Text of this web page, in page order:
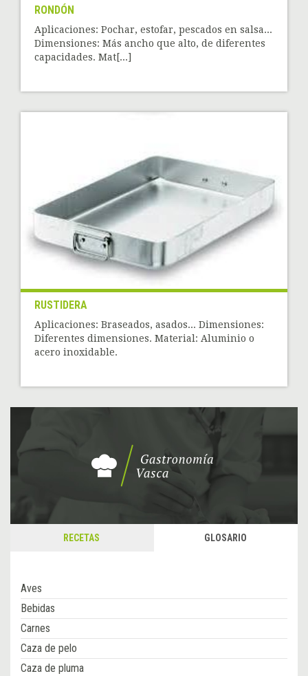
RONDÓN
Aplicaciones: Pochar, estofar, pescados en salsa...
Dimensiones: Más ancho que alto, de diferentes
capacidades. Mat[...]
RUSTIDERA
Aplicaciones: Braseados, asados... Dimensiones:
Diferentes dimensiones. Material: Aluminio o
acero inoxidable.
RECETAS GLOSARIO
Aves
Bebidas
Carnes
Caza de pelo
Caza de pluma